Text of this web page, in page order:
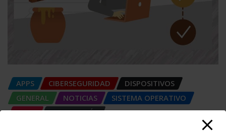
APPS CIBERSEGURIDAD
DISPOSITIVOS
GENERAL
NOTICIAS
SISTEMA OPERATIVO
TECH
TECNOLOGÍA